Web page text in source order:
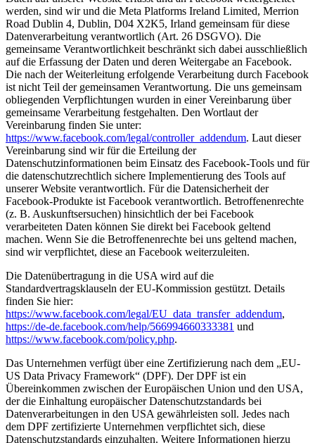
werden, sind wir und die Meta Platforms Ireland Limited, Merrion
Road Dublin 4, Dublin, D04 X2K5, Irland gemeinsam für diese
Datenverarbeitung verantwortlich (Art. 26 DSGVO). Die
gemeinsame Verantwortlichkeit beschränkt sich dabei ausschließlich
auf die Erfassung der Daten und deren Weitergabe an Facebook.
Die nach der Weiterleitung erfolgende Verarbeitung durch Facebook
ist nicht Teil der gemeinsamen Verantwortung. Die uns gemeinsam
obliegenden Verpflichtungen wurden in einer Vereinbarung über
gemeinsame Verarbeitung festgehalten. Den Wortlaut der
Vereinbarung finden Sie unter:
https://www.facebook.com/legal/controller_addendum. Laut dieser
Vereinbarung sind wir für die Erteilung der
Datenschutzinformationen beim Einsatz des Facebook-Tools und für
die datenschutzrechtlich sichere Implementierung des Tools auf
unserer Website verantwortlich. Für die Datensicherheit der
Facebook-Produkte ist Facebook verantwortlich. Betroffenenrechte
(z. B. Auskunftsersuchen) hinsichtlich der bei Facebook
verarbeiteten Daten können Sie direkt bei Facebook geltend
machen. Wenn Sie die Betroffenenrechte bei uns geltend machen,
sind wir verpflichtet, diese an Facebook weiterzuleiten.
Die Datenübertragung in die USA wird auf die
Standardvertragsklauseln der EU-Kommission gestützt. Details
finden Sie hier:
https://www.facebook.com/legal/EU_data_transfer_addendum,
https://de-de.facebook.com/help/566994660333381 und
https://www.facebook.com/policy.php.
Das Unternehmen verfügt über eine Zertifizierung nach dem „EU-
US Data Privacy Framework“ (DPF). Der DPF ist ein
Übereinkommen zwischen der Europäischen Union und den USA,
der die Einhaltung europäischer Datenschutzstandards bei
Datenverarbeitungen in den USA gewährleisten soll. Jedes nach
dem DPF zertifizierte Unternehmen verpflichtet sich, diese
Datenschutzstandards einzuhalten. Weitere Informationen hierzu